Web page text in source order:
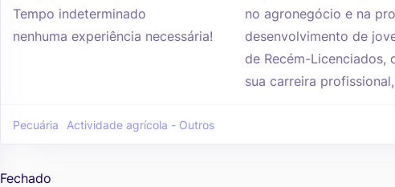
Tempo indeterminado
nenhuma experiência necessária!
no agronegócio e na
desenvolvimento de
de Recém-Licenciados,
sua carreira
Pecuária Actividade agrícola - Outros
Fechado